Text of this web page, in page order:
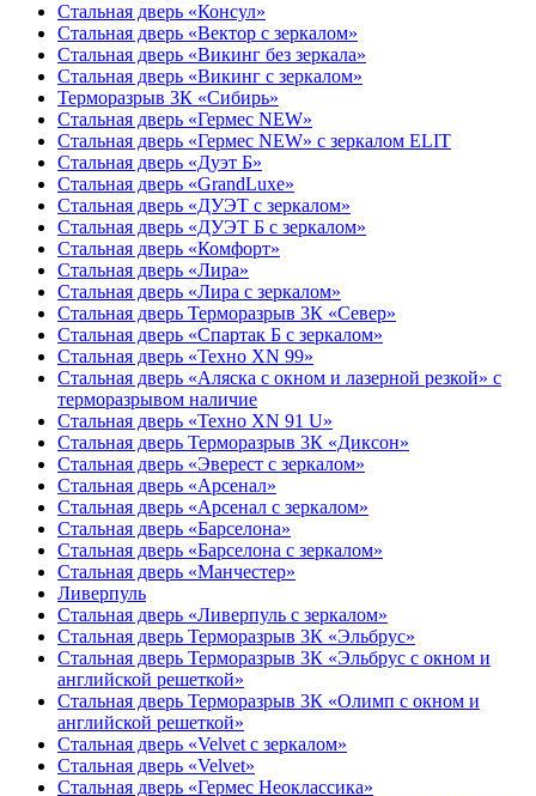
Стальная дверь «Консул»
Стальная дверь «Вектор с зеркалом»
Стальная дверь «Викинг без зеркала»
Стальная дверь «Викинг c зеркалом»
Терморазрыв 3К «Сибирь»
Стальная дверь «Гермес NEW»
Стальная дверь «Гермес NEW» с зеркалом ELIT
Стальная дверь «Дуэт Б»
Стальная дверь «GrandLuxe»
Стальная дверь «ДУЭТ с зеркалом»
Стальная дверь «ДУЭТ Б с зеркалом»
Стальная дверь «Комфорт»
Стальная дверь «Лира»
Стальная дверь «Лира с зеркалом»
Стальная дверь Терморазрыв 3К «Север»
Стальная дверь «Спартак Б с зеркалом»
Стальная дверь «Техно XN 99»
Стальная дверь «Аляска с окном и лазерной резкой» с
терморазрывом наличие
Стальная дверь «Техно XN 91 U»
Стальная дверь Терморазрыв 3К «Диксон»
Стальная дверь «Эверест с зеркалом»
Стальная дверь «Арсенал»
Стальная дверь «Арсенал с зеркалом»
Стальная дверь «Барселона»
Стальная дверь «Барселона с зеркалом»
Стальная дверь «Манчестер»
Ливерпуль
Стальная дверь «Ливерпуль с зеркалом»
Стальная дверь Терморазрыв 3К «Эльбрус»
Стальная дверь Терморазрыв 3К «Эльбрус с окном и
английской решеткой»
Стальная дверь Терморазрыв 3К «Олимп с окном и
английской решеткой»
Стальная дверь «Velvet с зеркалом»
Стальная дверь «Velvet»
Стальная дверь «Гермес Неоклассика»